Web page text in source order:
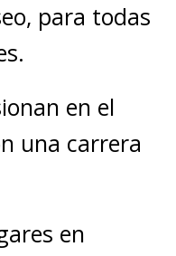
para todas
en el
una carrera
en